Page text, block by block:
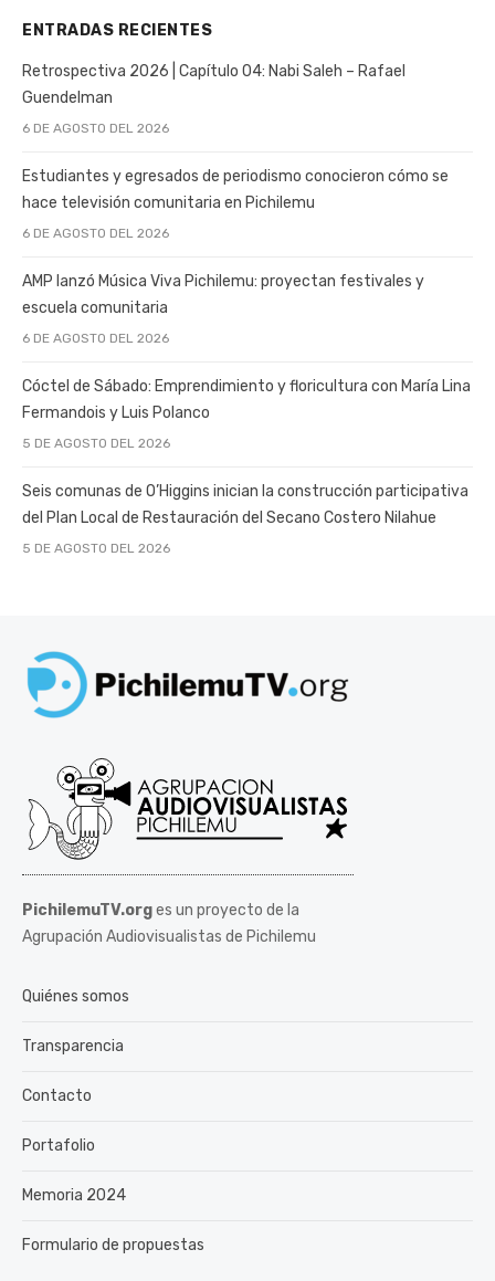
ENTRADAS RECIENTES
Retrospectiva 2026 | Capítulo 04: Nabi Saleh – Rafael
Guendelman
6 DE AGOSTO DEL 2026
Estudiantes y egresados de periodismo conocieron cómo se
hace televisión comunitaria en Pichilemu
6 DE AGOSTO DEL 2026
AMP lanzó Música Viva Pichilemu: proyectan festivales y
escuela comunitaria
6 DE AGOSTO DEL 2026
Cóctel de Sábado: Emprendimiento y floricultura con María Lina
Fermandois y Luis Polanco
5 DE AGOSTO DEL 2026
Seis comunas de O’Higgins inician la construcción participativa
del Plan Local de Restauración del Secano Costero Nilahue
5 DE AGOSTO DEL 2026
PichilemuTV.orges un proyecto de la
Agrupación Audiovisualistas de Pichilemu
Quiénes somos
Transparencia
Contacto
Portafolio
Memoria 2024
Formulario de propuestas